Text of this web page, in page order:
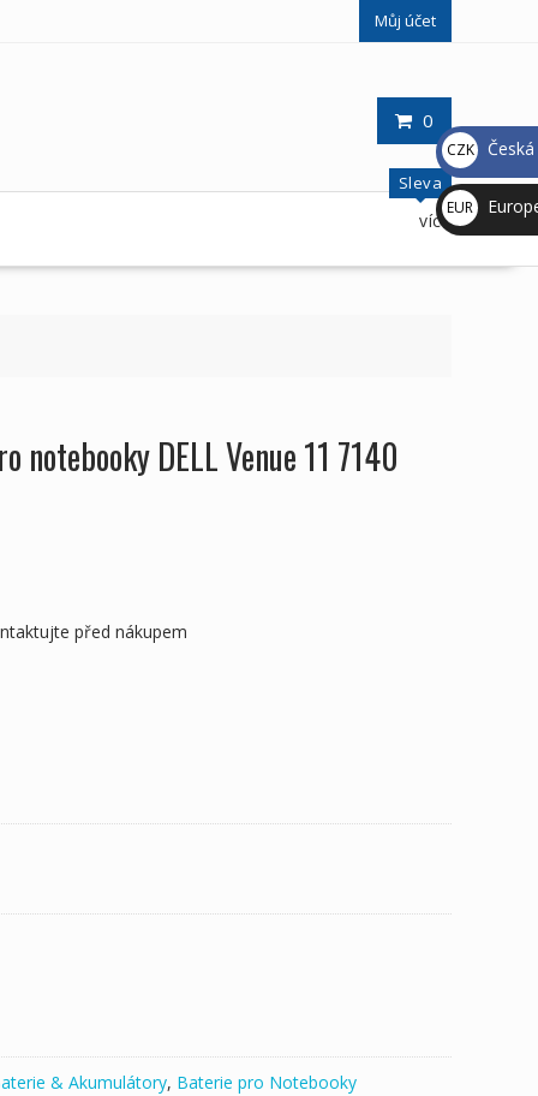
Můj účet
0
Sleva
více
DELL Venue 11 7140
před nákupem
& Akumulátory, Baterie pro Notebooky
CZK
Kč
EUR
€